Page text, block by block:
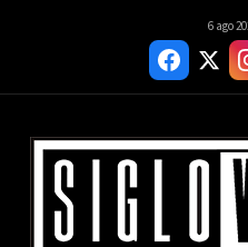
6 ago